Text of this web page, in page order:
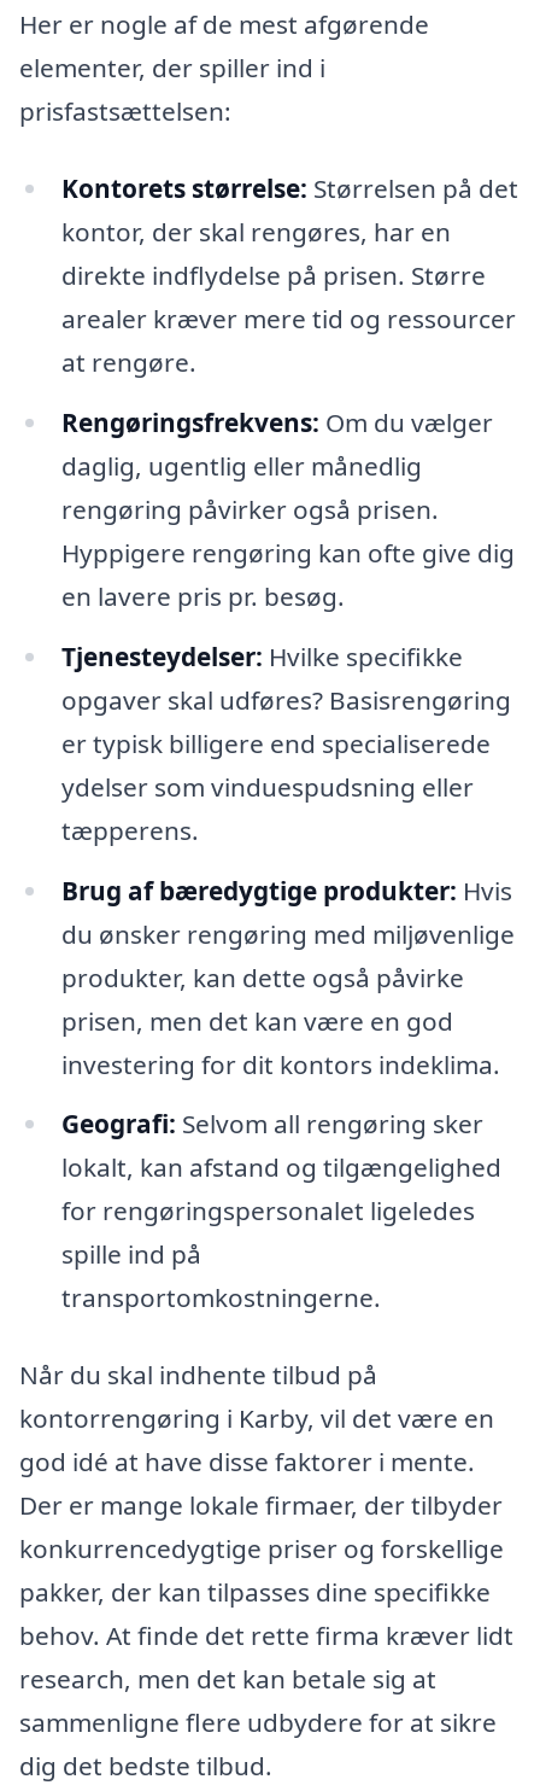
Her er nogle af de mest afgørende
elementer, der spiller ind i
prisfastsættelsen:
Kontorets størrelse: Størrelsen på det
kontor, der skal rengøres, har en
direkte indflydelse på prisen. Større
arealer kræver mere tid og ressourcer
at rengøre.
Rengøringsfrekvens: Om du vælger
daglig, ugentlig eller månedlig
rengøring påvirker også prisen.
Hyppigere rengøring kan ofte give dig
en lavere pris pr. besøg.
Tjenesteydelser: Hvilke specifikke
opgaver skal udføres? Basisrengøring
er typisk billigere end specialiserede
ydelser som vinduespudsning eller
tæpperens.
Brug af bæredygtige produkter: Hvis
du ønsker rengøring med miljøvenlige
produkter, kan dette også påvirke
prisen, men det kan være en god
investering for dit kontors indeklima.
Geografi: Selvom all rengøring sker
lokalt, kan afstand og tilgængelighed
for rengøringspersonalet ligeledes
spille ind på
transportomkostningerne.
Når du skal indhente tilbud på
kontorrengøring i Karby, vil det være en
god idé at have disse faktorer i mente.
Der er mange lokale firmaer, der tilbyder
konkurrencedygtige priser og forskellige
pakker, der kan tilpasses dine specifikke
behov. At finde det rette firma kræver lidt
research, men det kan betale sig at
sammenligne flere udbydere for at sikre
dig det bedste tilbud.